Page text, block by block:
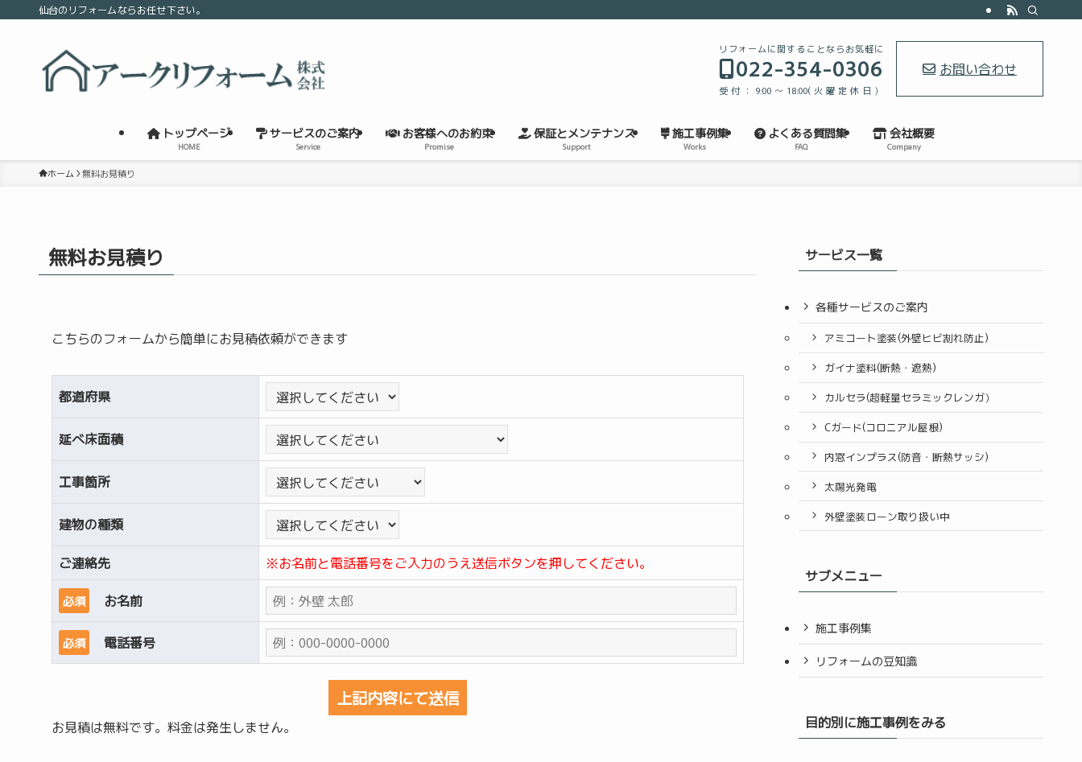
仙台のリフォームならお任せ下さい。
リフォームに関することならお気軽に
022-354-0306
受付：9:00～18:00(火曜定休日）
お問い合わせ
トップページ
HOME
サービスのご案内
Service
お客様へのお約束
Promise
保証とメンテナンス
Support
施工事例集
Works
よくある質問集
FAQ
会社概要
Company
ホーム 無料お見積り
無料お見積り
こちらのフォームから簡単にお見積依頼ができます
都道府県
延べ床面積
工事箇所
建物の種類
ご連絡先
※お名前と電話番号をご入力のうえ送信ボタンを押してください。
必須 お名前
必須 電話番号
お見積は無料です。料金は発生しません。
サービス一覧
各種サービスのご案内
アミコート塗装(外壁ヒビ割れ防止)
ガイナ塗料(断熱・遮熱)
カルセラ(超軽量セラミックレンガ）
Cガード(コロニアル屋根)
内窓インプラス(防音・断熱サッシ)
太陽光発電
外壁塗装ローン取り扱い中
サブメニュー
施工事例集
リフォームの豆知識
目的別に施工事例をみる